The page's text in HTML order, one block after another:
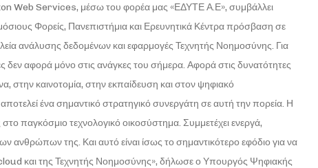
Web Services, μέσω του φορέα μας «ΕΔΥΤΕ Α.Ε», συμβάλλει
Φορείς, Πανεπιστήμια και Ερευνητικά Κέντρα πρόσβαση σε
ανάλυσης δεδομένων και εφαρμογές Τεχνητής Νοημοσύνης. Για
αφορά μόνο στις ανάγκες του σήμερα. Αφορά στις δυνατότητες
στην καινοτομία, στην εκπαίδευση και στον ψηφιακό
ένα σημαντικό στρατηγικό συνεργάτη σε αυτή την πορεία. Η
παγκόσμιο τεχνολογικό οικοσύστημα. Συμμετέχει ενεργά,
ανθρώπων της. Και αυτό είναι ίσως το σημαντικότερο εφόδιο για να
και της Τεχνητής Νοημοσύνης», δήλωσε ο Υπουργός Ψηφιακής